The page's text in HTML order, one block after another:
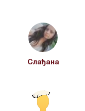
Cлађана